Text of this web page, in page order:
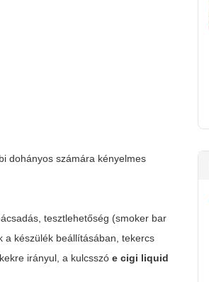
dohányos számára kényelmes
tesztlehetőség (smoker bar
a készülék beállításában, tekercs
irányul, a kulcsszóe cigi liquid